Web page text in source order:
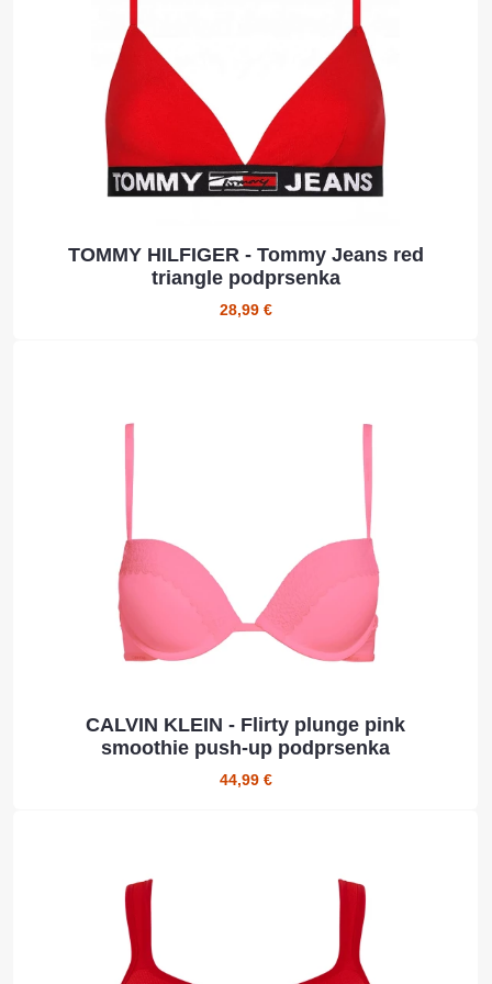
TOMMY HILFIGER - Tommy Jeans red
triangle podprsenka
28,99 €
CALVIN KLEIN - Flirty plunge pink
smoothie push-up podprsenka
44,99 €